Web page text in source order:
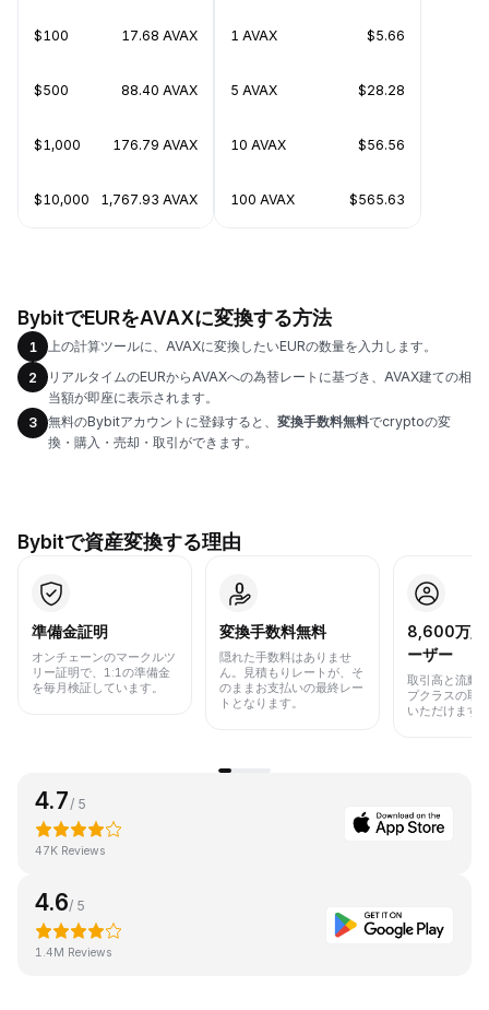
$100 17.68 AVAX
$500 88.40 AVAX
$1,000 176.79 AVAX
$10,000 1,767.93 AVAX
1 AVAX $5.66
5 AVAX $28.28
10 AVAX $56.56
100 AVAX $565.63
BybitでEURをAVAXに変換する方法
1
上の計算ツールに、AVAXに変換したいEURの数量を入力します。
2
リアルタイムのEURからAVAXへの為替レートに基づき、AVAX建ての相
当額が即座に表示されます。
3
無料のBybitアカウントに登録すると、 変換手数料無料でcryptoの変
換・購入・売却・取引ができます。
Bybitで資産変換する理由
準備金証明
オンチェーンのマークルツ
リー証明で、1:1の準備金
を毎月検証しています。
変換手数料無料
隠れた手数料はありませ
ん。見積もりレートが、そ
のままお支払いの最終レー
トとなります。
8,600万人
ーザー
取引高と流動
プクラスの取
いただけます
4.7/ 5
47K Reviews
4.6/ 5
1.4M Reviews